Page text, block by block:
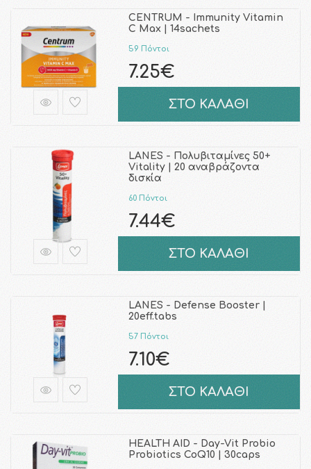
CENTRUM - Immunity Vitamin
C Max | 14sachets
59 Πόντοι
7.25€
ΣΤΟ ΚΑΛΑΘΙ
LANES - Πολυβιταμίνες 50+
Vitality | 20 αναβράζοντα
δισκία
60 Πόντοι
7.44€
ΣΤΟ ΚΑΛΑΘΙ
LANES - Defense Booster |
20eff.tabs
57 Πόντοι
7.10€
ΣΤΟ ΚΑΛΑΘΙ
HEALTH AID - Day-Vit Probio
Probiotics CoQ10 | 30caps